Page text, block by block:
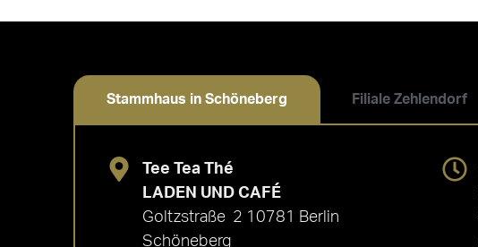
Stammhaus in Schöneberg Filiale Zehlendorf
Tee Tea Thé
LADEN UND CAFÉ
Goltzstraße 2 10781 Berlin
Schöneberg